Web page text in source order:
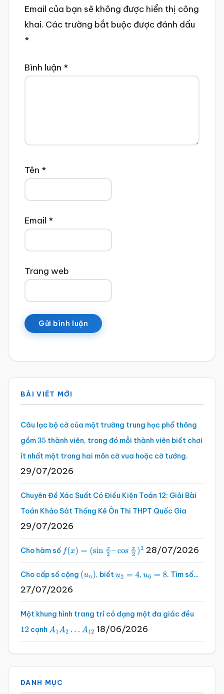
Email của bạn sẽ không được hiển thị công
khai. Các trường bắt buộc được đánh dấu
*
Bình luận *
Tên *
Email *
Trang web
Sidebar
chính
BÀI VIẾT MỚI
Câu lạc bộ cờ của một trường trung học phổ thông
gồm35 thành viên, trong đó mỗi thành viên biết chơi
ít nhất một trong hai môn cờ vua hoặc cờ tướng.
29/07/2026
Chuyên Đề Xác Suất Có Điều Kiện Toán 12: Giải Bài
Toán Khảo Sát Thống Kê Ôn Thi THPT Quốc Gia
29/07/2026
Cho hàm số f(x)=(sinx2 –cosx2 )2 28/07/2026
Cho cấp số cộng (un), biếtu2 =4 , u6 =8 . Tìm số…
27/07/2026
Một khung hình trang trí có dạng một đa giác đều
12 cạnh A1A2…A 12 18/06/2026
DANH MỤC